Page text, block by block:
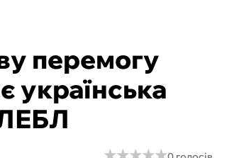
перемогу
українська
ЛЕБЛ